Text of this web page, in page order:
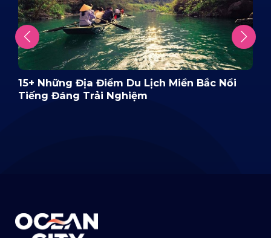
15+ Những Địa Điểm Du Lịch Miền Bắc Nổi
Tiếng Đáng Trải Nghiệm